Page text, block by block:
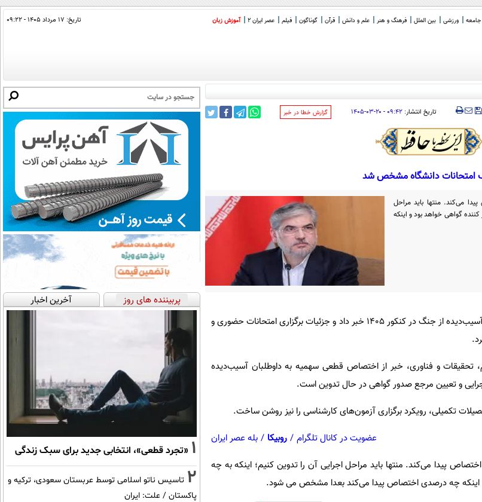
جامعه ورزشی بین الملل فرهنگ و هنر علم و دانش قرآن گوناگون فیلم عصر ایران 2 آموزش زبان تاریخ: ۱۷ مرداد ۱۴۰۵ - ۰۹:۲۲
تاریخ انتشار:۰۹:۴۲ - ۲۰-۰۳-۱۴۰۵ ‌گزارش خطا در خبر
امتحانات دانشگاه مشخص شد
می‌کند. منتها باید مراحل
گواهی خواهد بود و اینکه
وزیر علوم از اختصاص قطعی سهمیه به داوطلبان آسیب‌دیده از جنگ در کنکور ۱۴۰۵ خبر داد و جزئیات برگزاری امتحانات حضوری و
تحقیقات و فناوری، خبر از اختصاص قطعی سهمیه به داوطلبان آسیب‌دیده
تکمیلی، رویکرد برگزاری آزمون‌های کارشناسی را نیز روشن ساخت.
عضویت در کانال تلگرام / روبیکا / بله عصر ایران
پیدا می‌کند. منتها باید مراحل اجرایی آن را تدوین کنیم؛ اینکه به چه
اینکه چه درصدی اختصاص پیدا می‌کند بعدا مشخص می شود.
پربیننده های روز آخرین اخبار
1 «تجرد قطعی»، انتخابی جدید برای سبک زندگی
2 تاسیس ناتو اسلامی توسط عربستان سعودی، ترکیه و
پاکستان / علت: ایران